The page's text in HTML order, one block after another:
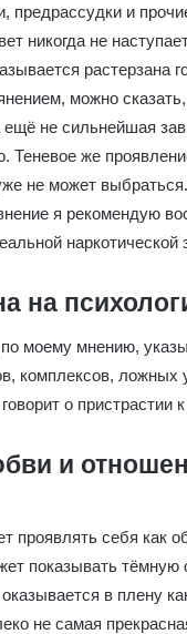
предрассудки и
никогда не
можно
ещё не сильнейшая
Теневое же
не может
я рекомендую
наркотической
на
моему мнению,
комплексов,
о пристрастии
и
проявлять себя как
показывать тёмную
в плену
не самая